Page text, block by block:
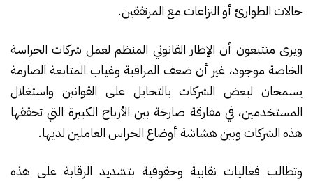
حالات الطوارئ أو النزاعات مع المرتفقين.
ويرى متتبعون أن الإطار القانوني المنظم لعمل شركات الحراسة
الخاصة موجود، غير أن ضعف المراقبة وغياب المتابعة الصارمة
يسمحان لبعض الشركات بالتحايل على القوانين واستغلال
المستخدمين، في مفارقة صارخة بين الأرباح الكبيرة التي تحققها
هذه الشركات وبين هشاشة أوضاع الحراس العاملين لديها.
وتطالب فعاليات نقابية وحقوقية بتشديد الرقابة على هذه